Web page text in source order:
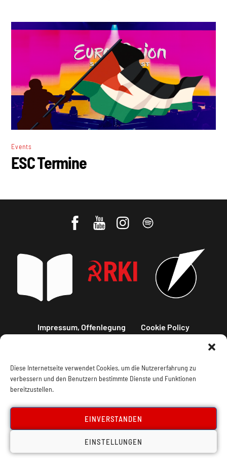
Diese Internetseite verwendet Cookies, um die Nutzererfahrung zu
verbessern und den Benutzern bestimmte Dienste und Funktionen
bereitzustellen.
EINVERSTANDEN
EINSTELLUNGEN
Events
ESC Termine
Impressum, Offenlegung Cookie Policy